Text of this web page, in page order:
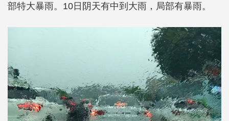
部特大暴雨。10日阴天有中到大雨，局部有暴雨。